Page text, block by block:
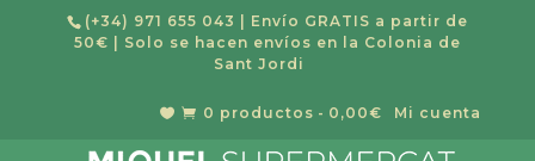
(+34) 971 655 043
| Envío GRATIS a partir de
50€ | Solo se hacen envíos en la Colonia de
Sant Jordi
Mi cuenta
  0 productos 0,00€